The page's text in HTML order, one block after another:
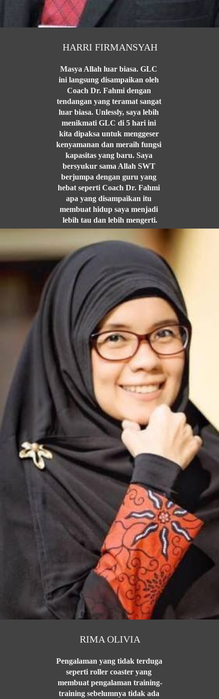
HARRI FIRMANSYAH
Masya Allah luar biasa. GLC
ini langsung disampaikan oleh
Coach Dr. Fahmi dengan
tendangan yang teramat sangat
luar biasa. Unlessly, saya lebih
menikmati GLC di 5 hari ini
kita dipaksa untuk menggeser
kenyamanan dan meraih fungsi
kapasitas yang baru. Saya
bersyukur sama Allah SWT
berjumpa dengan guru yang
hebat seperti Coach Dr. Fahmi
apa yang disampaikan itu
membuat hidup saya menjadi
lebih tau dan lebih mengerti.
RIMA OLIVIA
Pengalaman yang tidak terduga
seperti roller coaster yang
membuat pengalaman training-
training sebelumnya tidak ada